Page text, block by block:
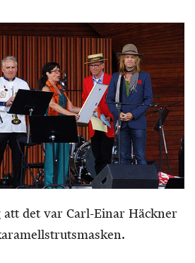
att det var Carl-Einar Häckner